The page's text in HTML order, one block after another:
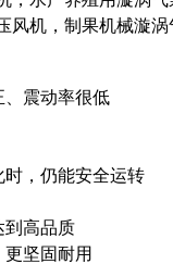
机，制果机械漩涡
、震动率很低
，仍能安全运转
到高品质
坚固耐用